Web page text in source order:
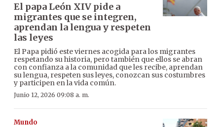
El papa León XIV pide a
migrantes que se integren,
aprendan la lengua y respeten
las leyes
El Papa pidió este viernes acogida para los migrantes
respetando su historia, pero también que ellos se abran
con confianza a la comunidad que les recibe, aprendan
su lengua, respeten sus leyes, conozcan sus costumbres
y participen en la vida común.
Junio 12, 2026 09:08 a. m.
Mundo